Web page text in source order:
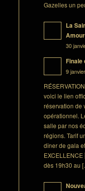
Gazelles un
La
30
Finale
9
voici le lien
réservation de
opérationnel.
salle par nos
régions. Tarif
dîner de gala
dès 19h30 au